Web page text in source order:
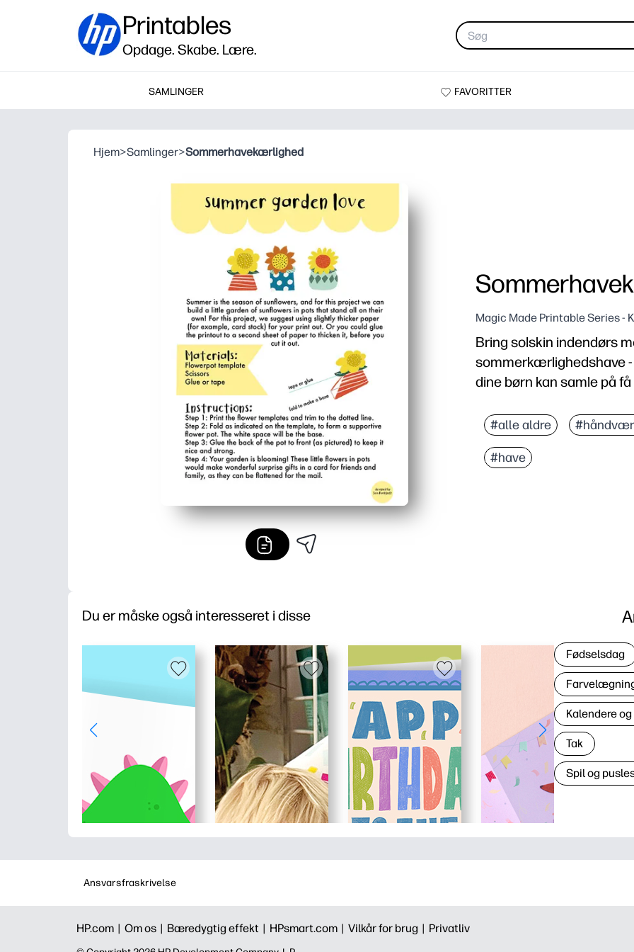
Printables
Opdage. Skabe. Lære.
SAMLINGER FAVORITTER
Hjem>Samlinger>Sommerhavekærlighed
Magic Made Printable Series -
Bring solskin indendørs
sommerkærlighedshave
dine børn kan samle på
Bekvemmelighed uden
Engagerende for alle
Alsidig skærm - gør
#alle aldre
#have
Du er måske også interesseret i disse
Fødselsdag
Kalendere
Tak
Spil og
Ansvarsfraskrivelse
HP.com | Om os | Bæredygtig effekt | HPsmart.com | Vilkår for brug | Privatliv